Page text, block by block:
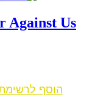
Against Us
הוסף